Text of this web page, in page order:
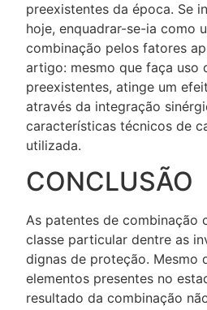
preexistentes da época. Se
hoje, enquadrar-se-ia como
combinação pelos fatores
artigo: mesmo que faça uso
preexistentes, atinge um
através da integração
características técnicos de
utilizada.
CONCLUSÃO
As patentes de combinação
classe particular dentre as
dignas de proteção. Mesmo
elementos presentes no
resultado da combinação